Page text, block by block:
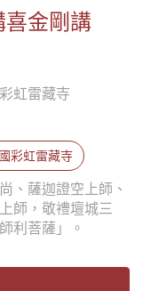
喜金剛講
虹雷藏寺
彩虹雷藏寺
、薩迦證空上師、
師，敬禮壇城三
利菩薩」。